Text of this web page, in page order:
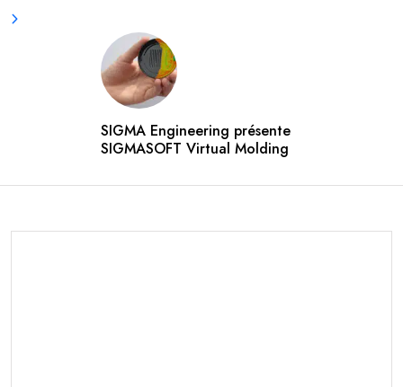
SIGMA Engineering présente
SIGMASOFT Virtual Molding